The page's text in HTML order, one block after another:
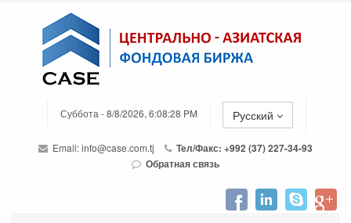
Суббота - 8/8/2026, 6:08:28 PM Русский
Email:info@case.com.tj
Тел/Факс: +992 (37) 227-34-93
Обратная связь